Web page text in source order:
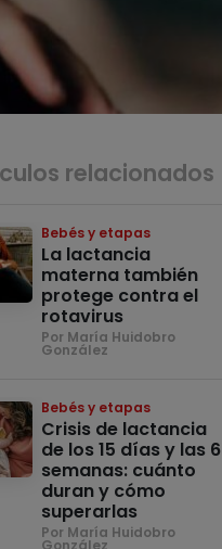
relacionados
Bebés y etapas
La lactancia
materna también
protege contra el
rotavirus
Por María Huidobro
González
Bebés y etapas
Crisis de lactancia
de los 15 días y las 6
semanas: cuánto
duran y cómo
superarlas
Por María Huidobro